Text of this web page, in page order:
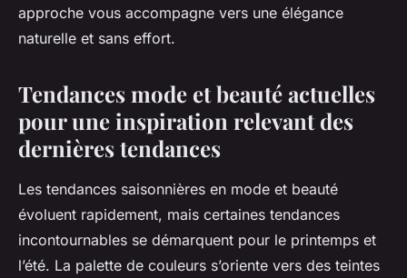
approche vous accompagne vers une élégance
naturelle et sans effort.
Tendances mode et beauté actuelles
pour une inspiration relevant des
dernières tendances
Les tendances saisonnières en mode et beauté
évoluent rapidement, mais certaines tendances
incontournables se démarquent pour le printemps et
l’été. La palette de couleurs s’oriente vers des teintes